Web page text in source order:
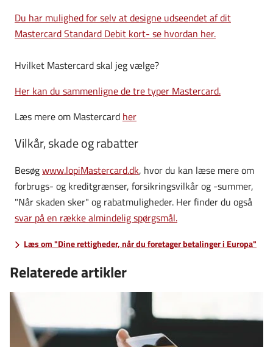
Du har mulighed for selv at designe udseendet af dit
Mastercard Standard Debit kort- se hvordan her.
Hvilket Mastercard skal jeg vælge?
Her kan du sammenligne de tre typer Mastercard.
Læs mere om Mastercard her
Vilkår, skade og rabatter
Besøgwww.lopiMastercard.dk, hvor du kan læse mere om
forbrugs- og kreditgrænser, forsikringsvilkår og -summer,
"Når skaden sker" og rabatmuligheder. Her finder du også
svar på en række almindelig spørgsmål.
Læs om "Dine rettigheder, når du foretager betalinger i Europa"
Relaterede artikler